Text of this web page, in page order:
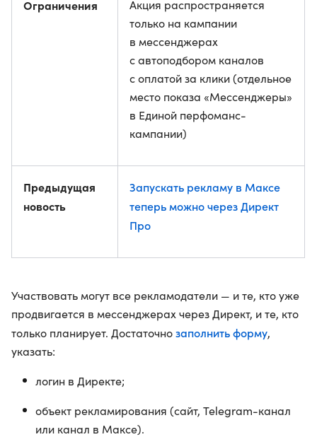
Ограничения
Акция распространяется
только на кампании
в мессенджерах
с автоподбором каналов
с оплатой за клики (отдельное
место показа «Мессенджеры»
в Единой перфоманс-
кампании)
Предыдущая
новость
Запускать рекламу в Максе
теперь можно через Директ
Про
Участвовать могут все рекламодатели — и те, кто уже
продвигается в мессенджерах через Директ, и те, кто
только планирует. Достаточнозаполнить форму,
указать:
логин в Директе;
объект рекламирования (сайт, Telegram-канал
или канал в Максе).